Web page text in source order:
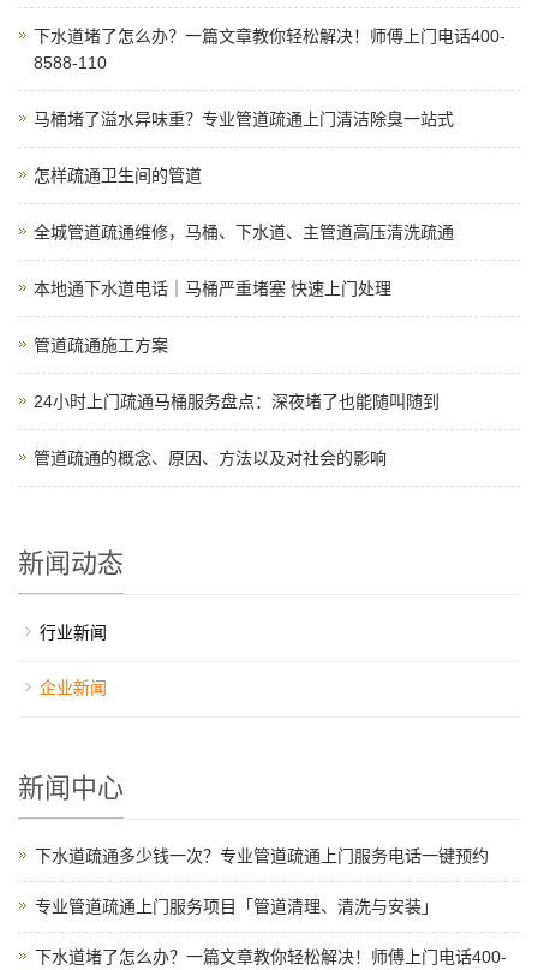
下水道堵了怎么办？一篇文章教你轻松解决！师傅上门电话400-
8588-110
马桶堵了溢水异味重？专业管道疏通上门清洁除臭一站式
怎样疏通卫生间的管道
全城管道疏通维修，马桶、下水道、主管道高压清洗疏通
本地通下水道电话｜马桶严重堵塞 快速上门处理
管道疏通施工方案
24小时上门疏通马桶服务盘点：深夜堵了也能随叫随到
管道疏通的概念、原因、方法以及对社会的影响
新闻动态
行业新闻
企业新闻
新闻中心
下水道疏通多少钱一次？专业管道疏通上门服务电话一键预约
专业管道疏通上门服务项目「管道清理、清洗与安装」
下水道堵了怎么办？一篇文章教你轻松解决！师傅上门电话400-